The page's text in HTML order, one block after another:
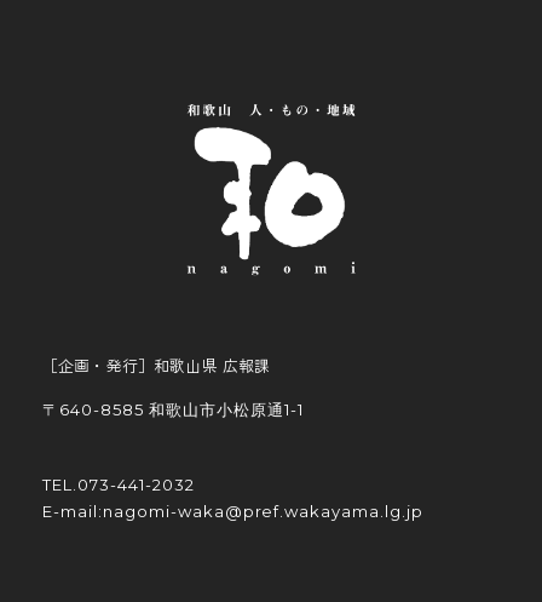
［企画・発行］和歌山県 広報課
〒640-8585 和歌山市小松原通1-1
TEL.073-441-2032
E-mail:nagomi-waka@pref.wakayama.lg.jp